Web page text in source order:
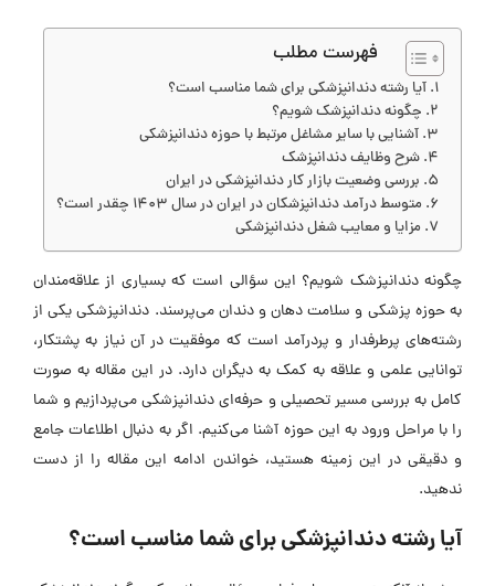
فهرست مطلب
آیا رشته دندانپزشکی برای شما مناسب است؟
چگونه دندانپزشک شویم؟
آشنایی با سایر مشاغل مرتبط با حوزه دندانپزشکی
شرح وظایف دندانپزشک
بررسی وضعیت بازار کار دندانپزشکی در ایران
متوسط درآمد دندانپزشکان در ایران در سال 1403 چقدر است؟
مزایا و معایب شغل دندانپزشکی
چگونه دندانپزشک شویم؟ این سؤالی است که بسیاری از علاقه‌مندان
به حوزه پزشکی و سلامت دهان و دندان می‌پرسند. دندانپزشکی یکی از
رشته‌های پرطرفدار و پردرآمد است که موفقیت در آن نیاز به پشتکار،
توانایی علمی و علاقه به کمک به دیگران دارد. در این مقاله به صورت
کامل به بررسی مسیر تحصیلی و حرفه‌ای دندانپزشکی می‌پردازیم و شما
را با مراحل ورود به این حوزه آشنا می‌کنیم. اگر به دنبال اطلاعات جامع
و دقیقی در این زمینه هستید، خواندن ادامه این مقاله را از دست
ندهید.
آیا رشته دندانپزشکی برای شما مناسب است؟